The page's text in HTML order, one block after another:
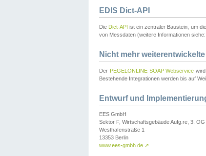
EDIS Dict-API
Die Dict-API ist ein zentraler Baustein, um
von Messdaten (weitere Informationen siehe:
Nicht mehr
Der PEGELONLINE SOAP Webservice
Bestehende Integrationen werden bis auf
Entwurf und
EES GmbH
Sektor F, Wirtschaftsgebäude Aufg.re, 3. OG
Westhafenstraße 1
13353 Berlin
www.ees-gmbh.de ↗